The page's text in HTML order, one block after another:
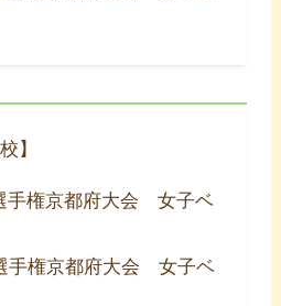
】
権京都府大会 女子ベ
権京都府大会 女子ベ